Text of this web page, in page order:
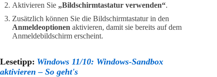
Aktivieren Sie „Bildschirmtastatur verwenden“.
Zusätzlich können Sie die Bildschirmtastatur in den
Anmeldeoptionen aktivieren, damit sie bereits auf dem
Anmeldebildschirm erscheint.
Lesetipp: Windows 11/10: Windows-Sandbox
aktivieren – So geht's